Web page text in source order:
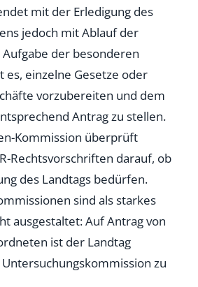
mit der Erledigung des
jedoch mit Ablauf der
der besonderen
es, einzelne Gesetze oder
vorzubereiten und dem
Antrag zu stellen.
Kommission überprüft
Rechtsvorschriften darauf, ob
des Landtags bedürfen.
sind als starkes
ausgestaltet: Auf Antrag von
ist der Landtag
zu